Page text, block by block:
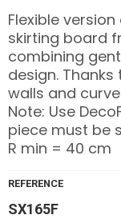
Flexible
skirting board
combining
design.
walls and
Note: Use
piece must be
R min = 40 cm
REFERENCE
SX165F